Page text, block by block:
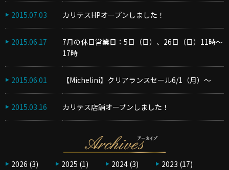
2015.07.03 カリテスHPオープンしました！
2015.06.17
7月の休日営業日：5日（日）、26日（日）11時〜
17時
2015.06.01 【Michelini】クリアランスセール6/1（月）〜
2015.03.16 カリテス店舗オープンしました！
2026 (3) 2025 (1) 2024 (3) 2023 (17)